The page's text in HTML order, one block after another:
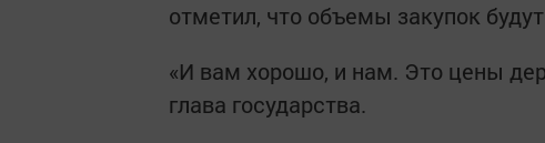
отметил, что объемы закупок
«И вам хорошо, и нам. Это цены
глава государства.